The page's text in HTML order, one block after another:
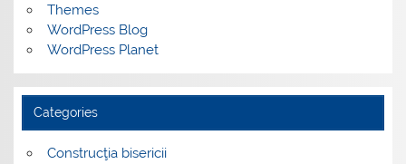
Themes
WordPress Blog
WordPress Planet
Categories
Construcţia bisericii